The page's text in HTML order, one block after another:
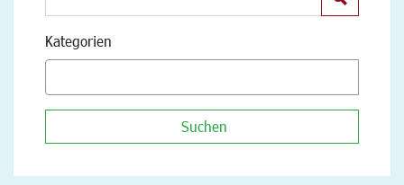
Kategorien
Suchen